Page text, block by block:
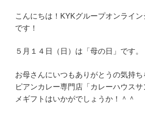
こんにちは！KYKグループオンライ
です！
５月１４日（日）は「母の日」です。
お母さんにいつもありがとうの気持
ピアンカレー専門店「カレーハウス
メギフトはいかがでしょうか！＾＾